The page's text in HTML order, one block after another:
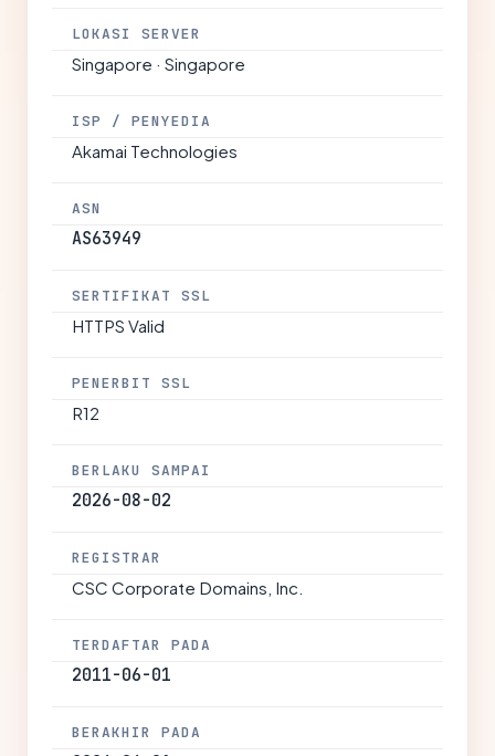
LOKASI SERVER
Singapore · Singapore
ISP / PENYEDIA
Akamai Technologies
ASN
AS63949
SERTIFIKAT SSL
HTTPS Valid
PENERBIT SSL
R12
BERLAKU SAMPAI
2026-08-02
REGISTRAR
CSC Corporate Domains, Inc.
TERDAFTAR PADA
2011-06-01
BERAKHIR PADA